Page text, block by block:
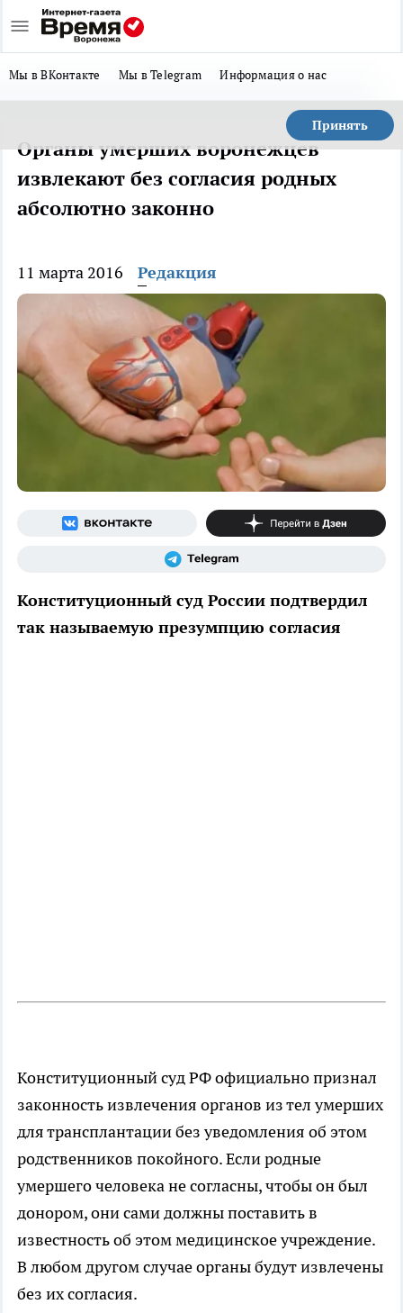
Мы в ВКонтакте Мы в Telegram Информация о нас
Принять
Органы умерших воронежцев
извлекают без согласия родных
абсолютно законно
11 марта 2016 Редакция
Конституционный суд России подтвердил
так называемую презумпцию согласия
Конституционный суд РФ официально признал
законность извлечения органов из тел умерших
для трансплантации без уведомления об этом
родственников покойного. Если родные
умершего человека не согласны, чтобы он был
донором, они сами должны поставить в
известность об этом медицинское учреждение.
В любом другом случае органы будут извлечены
без их согласия.